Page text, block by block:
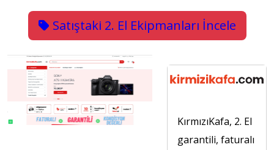
Satıştaki 2. El Ekipmanları İncele
KırmızıKafa, 2. El
garantili, faturalı